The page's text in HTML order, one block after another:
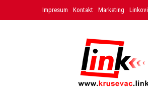
Impresum Kontakt Marketing Linkovi